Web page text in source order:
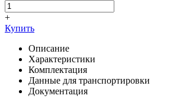
+
Купить
Описание
Характеристики
Комплектация
Данные для транспортировки
Документация